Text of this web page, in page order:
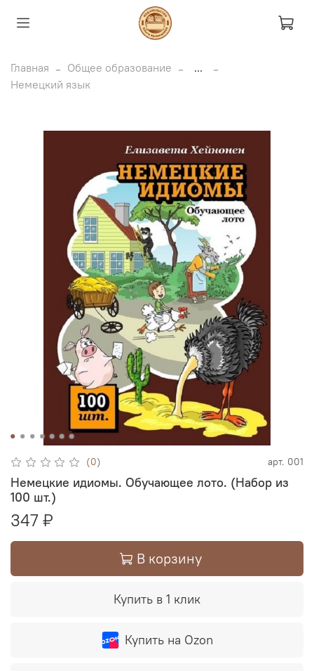
Главная Общее образование
...
Немецкий язык
(0) арт. 001
Немецкие идиомы. Обучающее лото. (Набор из
100 шт.)
347 ₽
В корзину
Купить в 1 клик
Купить на Ozon